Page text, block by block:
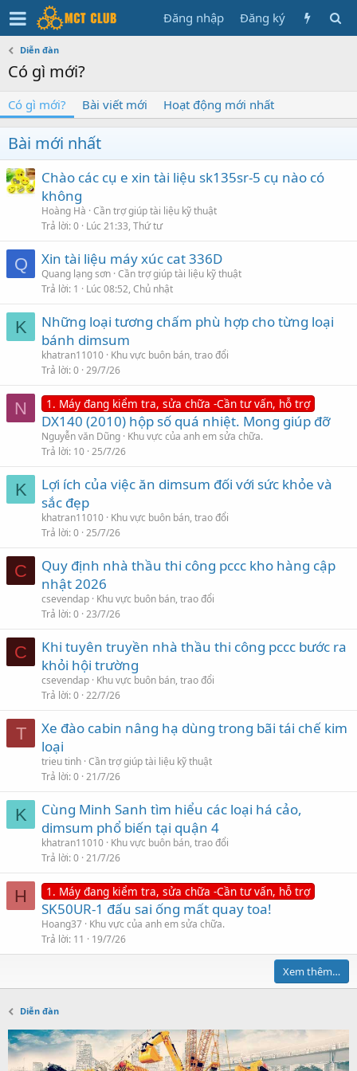
Đăng nhập Đăng ký
Diễn đàn
Có gì mới?
Có gì mới? Bài viết mới Hoạt động mới nhất
Bài mới nhất
Chào các cụ e xin tài liệu sk135sr-5 cụ nào có
không
Hoàng Hà Cần trợ giúp tài liệu kỹ thuật
Trả lời 0 Lúc 21:33, Thứ tư
Q Xin tài liệu máy xúc cat 336D
Quang lạng sơn Cần trợ giúp tài liệu kỹ thuật
Trả lời 1 Lúc 08:52, Chủ nhật
K
Những loại tương chấm phù hợp cho từng loại
bánh dimsum
khatran11010 Khu vực buôn bán, trao đổi
Trả lời 0 29/7/26
N 1. Máy đang kiểm tra, sửa chữa -Cần tư vấn, hỗ trợ
DX140 (2010) hộp số quá nhiệt. Mong giúp đỡ
Nguyễn văn Dũng Khu vực của anh em sửa chữa.
Trả lời 10 25/7/26
K
Lợi ích của việc ăn dimsum đối với sức khỏe và
sắc đẹp
khatran11010 Khu vực buôn bán, trao đổi
Trả lời 0 25/7/26
C
Quy định nhà thầu thi công pccc kho hàng cập
nhật 2026
csevendap Khu vực buôn bán, trao đổi
Trả lời 0 23/7/26
C
Khi tuyên truyền nhà thầu thi công pccc bước ra
khỏi hội trường
csevendap Khu vực buôn bán, trao đổi
Trả lời 0 22/7/26
T
Xe đào cabin nâng hạ dùng trong bãi tái chế kim
loại
trieu tinh Cần trợ giúp tài liệu kỹ thuật
Trả lời 0 21/7/26
K
Cùng Minh Sanh tìm hiểu các loại há cảo,
dimsum phổ biến tại quận 4
khatran11010 Khu vực buôn bán, trao đổi
Trả lời 0 21/7/26
H 1. Máy đang kiểm tra, sửa chữa -Cần tư vấn, hỗ trợ
SK50UR-1 đấu sai ống mất quay toa!
Hoang37 Khu vực của anh em sửa chữa.
Trả lời 11 19/7/26
Xem thêm…
Diễn đàn